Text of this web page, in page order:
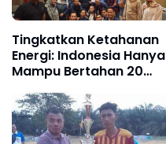
Tingkatkan Ketahanan
Energi: Indonesia Hanya
Mampu Bertahan 20
Abadi